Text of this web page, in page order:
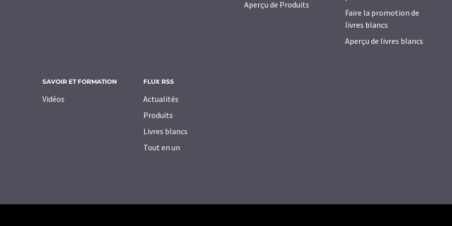
Aperçu de Produits
Faire la promotion de
livres blancs
Aperçu de livres blancs
SAVOIR ET FORMATION
Vidéos
FLUX RSS
Actualités
Produits
Livres blancs
Tout en un